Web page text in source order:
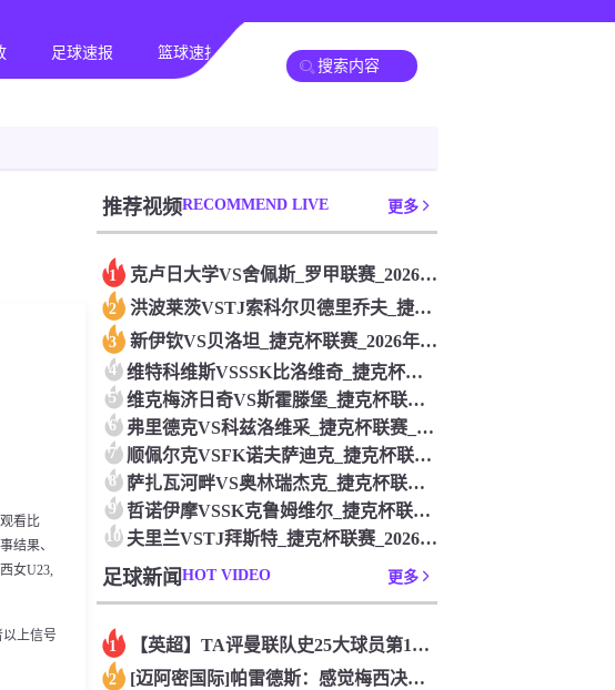
足球速报 篮球速报 其他赛事
看比
结果、
女U23,
以上信号
推荐视频RECOMMEND LIVE 更多
1 克卢日大学VS舍佩斯_罗甲联赛_2026年07月26日
2 洪波莱茨VSTJ索科尔贝德里乔夫_捷克杯联赛_2026年07
3 新伊钦VS贝洛坦_捷克杯联赛_2026年07月26日
4 维特科维斯VSSSK比洛维奇_捷克杯联赛_2026年07月2
5 维克梅济日奇VS斯霍滕堡_捷克杯联赛_2026年07月26日
6 弗里德克VS科兹洛维采_捷克杯联赛_2026年07月26日
7 顺佩尔克VSFK诺夫萨迪克_捷克杯联赛_2026年07月26
8 萨扎瓦河畔VS奥林瑞杰克_捷克杯联赛_2026年07月26日
9 哲诺伊摩VSSK克鲁姆维尔_捷克杯联赛_2026年07月26
10 夫里兰VSTJ拜斯特_捷克杯联赛_2026年07月26日
足球新闻 HOT VIDEO 更多
1 【英超】TA评曼联队史25大球员第12：“巴斯比宝贝”的绝佳
2 [迈阿密国际]帕雷德斯：感觉梅西决定了决赛是国家队最后一战，